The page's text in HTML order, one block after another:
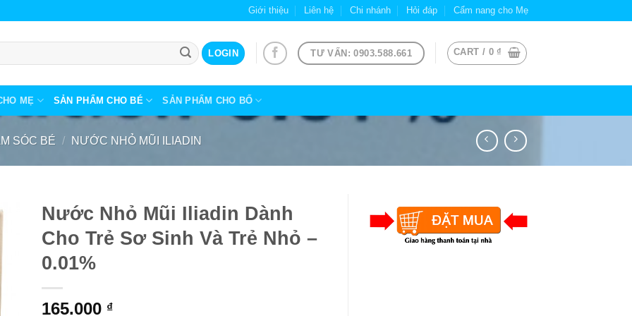
Giới thiệu Liên hệ Chi nhánh Hỏi đáp Cẩm nang cho Mẹ
LOGIN TƯ VẤN: 0903.588.661 CART / 0 ₫
MẸ SẢN PHẨM CHO BÉ SẢN PHẨM CHO BỐ
SÓC BÉ / NƯỚC NHỎ MŨI ILIADIN
Nước Nhỏ Mũi Iliadin Dành
Cho Trẻ Sơ Sinh Và Trẻ Nhỏ –
0.01%
165.000 ₫